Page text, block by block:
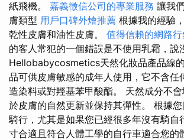
紙飛機。 嘉義徵信公司的專業服務 讓我
膚類型 用戶口碑外燴推薦 根據我的經驗
乾性皮膚和油性皮膚。 值得信賴的網路行
的客人常犯的一個錯誤是不使用乳霜，說
Hellobabycosmetics天然化妝品產品線
品可供皮膚敏感的成年人使用，它不含任
造染料或對羥基苯甲酸酯。 天然成分不
於皮膚的自然更新並保持其彈性。 根據
騎行，尤其是如果您已經很多年沒有騎自
寸合適且符合人體工學的自行車適合您的